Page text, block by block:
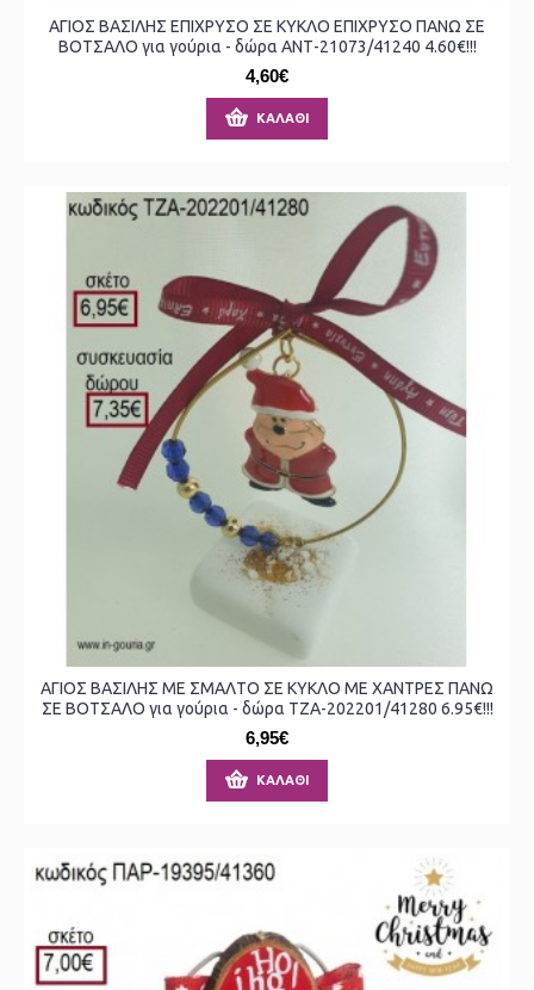
ΑΓΙΟΣ ΒΑΣΙΛΗΣ ΕΠΙΧΡΥΣΟ ΣΕ ΚΥΚΛΟ ΕΠΙΧΡΥΣΟ ΠΑΝΩ ΣΕ
ΒΟΤΣΑΛΟ για γούρια - δώρα ΑΝΤ-21073/41240 4.60€!!!
4,60€
ΚΑΛΆΘΙ
ΑΓΙΟΣ ΒΑΣΙΛΗΣ ΜΕ ΣΜΑΛΤΟ ΣΕ ΚΥΚΛΟ ΜΕ ΧΑΝΤΡΕΣ ΠΑΝΩ
ΣΕ ΒΟΤΣΑΛΟ για γούρια - δώρα ΤΖΑ-202201/41280 6.95€!!!
6,95€
ΚΑΛΆΘΙ